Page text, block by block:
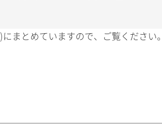
)にまとめていますので、ご覧ください。